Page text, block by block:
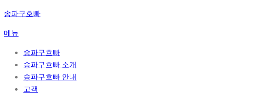
콘
츠
송파구호빠
메뉴
송파구호빠
송파구호빠 소개
송파구호빠 안내
고객